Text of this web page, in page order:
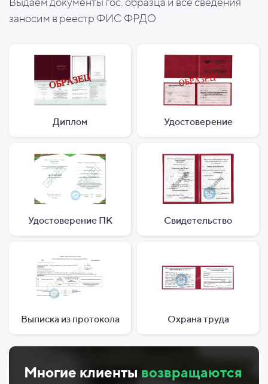
заносим в реестр ФИС ФРДО
Диплом Удостоверение
Удостоверение ПК Свидетельство
Выписка из протокола Охрана труда
Многие клиенты возвращаются